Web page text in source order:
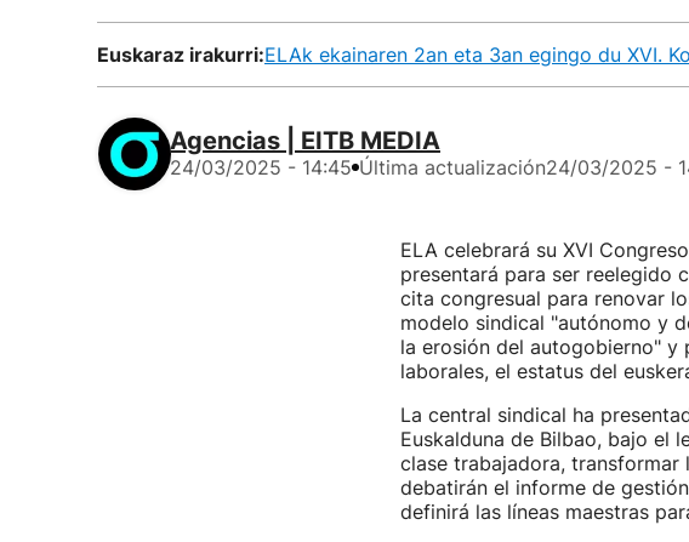
Euskaraz irakurri:ELAk ekainaren 2an eta 3an egingo du XVI.
Agencias | EITB MEDIA
24/03/2025 - 14:45 Última actualización24/03/2025 -
ELA celebrará su XVI
presentará para ser reelegido
cita congresual para renovar
modelo sindical "autónomo y
la erosión del autogobierno" y
laborales, el estatus del
La central sindical ha
Euskalduna de Bilbao, bajo el
clase trabajadora,
debatirán el informe de
definirá las líneas maestras